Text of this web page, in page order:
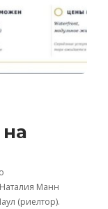
Манн
(риелтор).